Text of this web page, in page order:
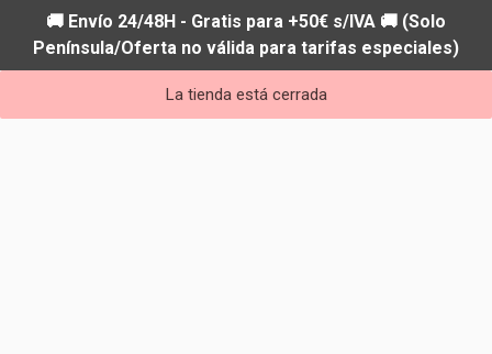
🚚 Envío 24/48H - Gratis para +50€ s/IVA 🚚 (Solo
Península/Oferta no válida para tarifas especiales)
La tienda está cerrada